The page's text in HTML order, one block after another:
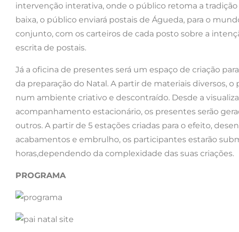
intervenção interativa, onde o público retoma a
baixa, o público enviará postais de Águeda, para o
conjunto, com os carteiros de cada posto sobre a
escrita de postais.
Já a oficina de presentes será um espaço de criação
da preparação do Natal. A partir de materiais diversos,
num ambiente criativo e descontraído. Desde a
acompanhamento estacionário, os presentes serão
outros. A partir de 5 estações criadas para o efeito,
acabamentos e embrulho, os participantes estarão
horas,dependendo da complexidade das suas criações.
PROGRAMA